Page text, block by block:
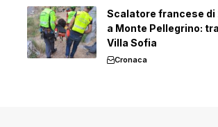
Scalatore francese di
a Monte Pellegrino:
Villa Sofia
Cronaca